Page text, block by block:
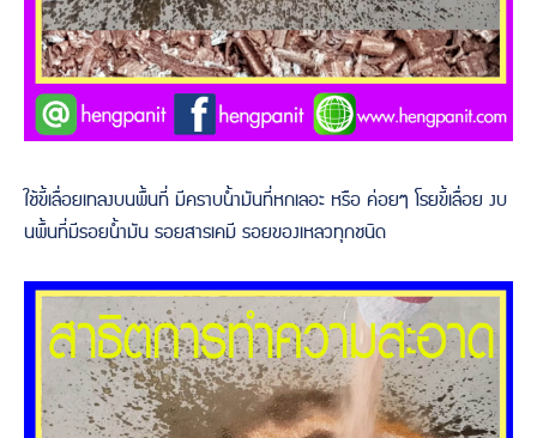
ใช้ขี้เลื่อยเทลงบนพื้นที่ มีคราบน้ำมันที่หกเลอะ หรือ ค่อยๆ โรยขี้เลื่อย งบ
นพื้นที่มีรอยน้ำมัน รอยสารเคมี รอยของเหลวทุกชนิด